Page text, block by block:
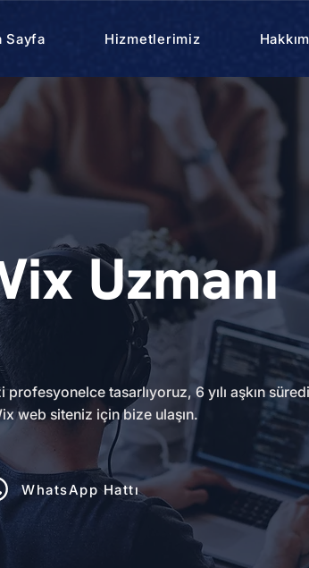
Sayfa Hizmetlerimiz
Uzmanı
tasarlıyoruz, 6 yılı aşkın
web siteniz için bize ulaşın.
WhatsApp Hattı